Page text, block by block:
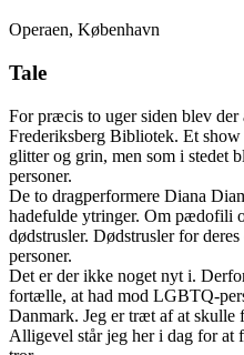
Operaen, København
Tale
For præcis to uger siden blev
Frederiksberg Bibliotek. Et
glitter og grin, men som i stedet
personer.
De to dragperformere Diana
hadefulde ytringer. Om pædofili
dødstrusler. Dødstrusler for
personer.
Det er der ikke noget nyt i.
fortælle, at had mod LGBTQ-
Danmark. Jeg er træt af at skulle
Alligevel står jeg her i dag for at